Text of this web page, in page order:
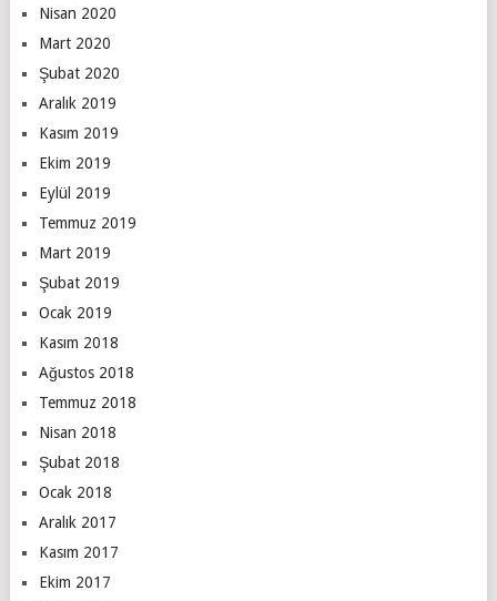
Nisan 2020
Mart 2020
Şubat 2020
Aralık 2019
Kasım 2019
Ekim 2019
Eylül 2019
Temmuz 2019
Mart 2019
Şubat 2019
Ocak 2019
Kasım 2018
Ağustos 2018
Temmuz 2018
Nisan 2018
Şubat 2018
Ocak 2018
Aralık 2017
Kasım 2017
Ekim 2017